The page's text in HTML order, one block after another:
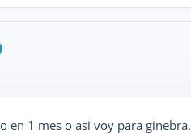
en 1 mes o asi voy para ginebra.